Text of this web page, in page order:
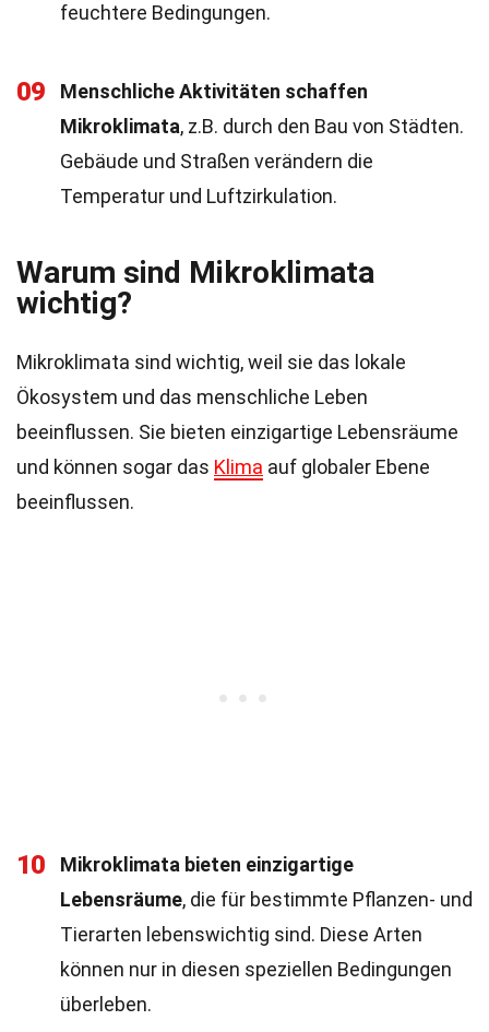
feuchtere Bedingungen.
09
Menschliche Aktivitäten schaffen
Mikroklimata, z.B. durch den Bau von Städten.
Gebäude und Straßen verändern die
Temperatur und Luftzirkulation.
Warum sind Mikroklimata
wichtig?
Mikroklimata sind wichtig, weil sie das lokale
Ökosystem und das menschliche Leben
beeinflussen. Sie bieten einzigartige Lebensräume
und können sogar das Klima auf globaler Ebene
beeinflussen.
10
Mikroklimata bieten einzigartige
Lebensräume, die für bestimmte Pflanzen- und
Tierarten lebenswichtig sind. Diese Arten
können nur in diesen speziellen Bedingungen
überleben.